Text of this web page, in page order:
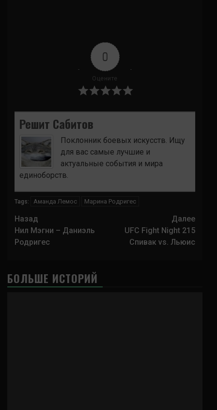
0
Оцените
Решит Сабитов
Поклонник боевых искусств. Ищу
для вас самые лучшие и
актуальные события и мира
единоборств.
Tags: Аманда Лемос Марина Родригес
Навигация
записи
Назад
Нил Мэгни – Даниэль
Родригес
Далее
UFC Fight Night 215
Спивак vs. Льюис
БОЛЬШЕ ИСТОРИЙ